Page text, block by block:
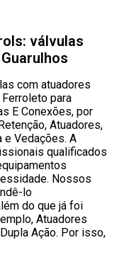
válvulas
com atuadores
para
E Conexões, por
Atuadores,
e Vedações. A
qualificados
Nossos
lo
do que já foi
Atuadores
Ação. Por isso,